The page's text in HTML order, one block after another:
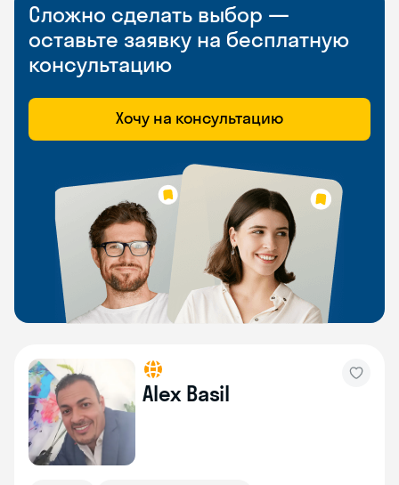
Сложно сделать выбор —
оставьте заявку на бесплатную
консультацию
Хочу на консультацию
Alex Basil